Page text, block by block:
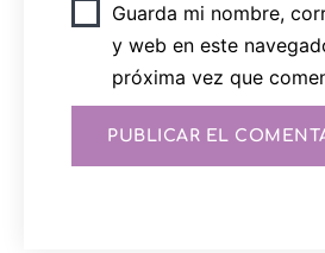
Guarda mi nombre,
y web en este
próxima vez que